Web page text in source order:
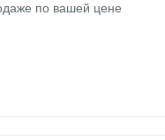
по вашей цене